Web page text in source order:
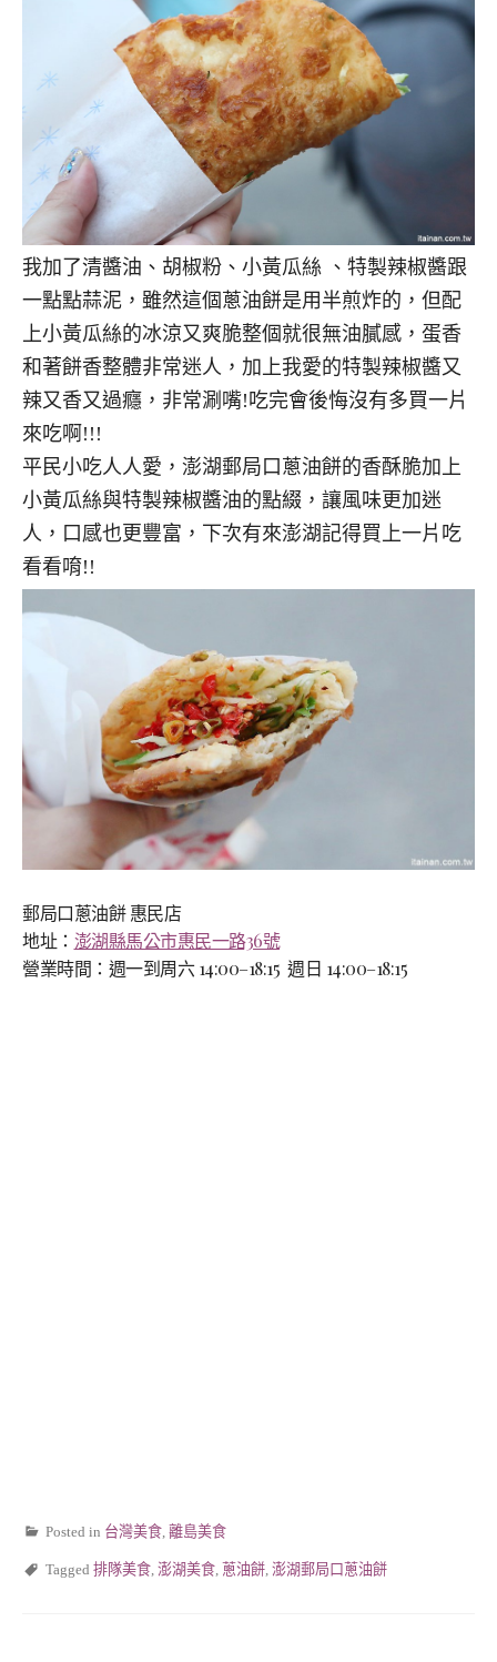
我加了清醬油、胡椒粉、小黃瓜絲 、特製辣椒醬跟
一點點蒜泥，雖然這個蔥油餅是用半煎炸的，但配
上小黃瓜絲的冰涼又爽脆整個就很無油膩感，蛋香
和著餅香整體非常迷人，加上我愛的特製辣椒醬又
辣又香又過癮，非常涮嘴!吃完會後悔沒有多買一片
來吃啊!!!
平民小吃人人愛，澎湖郵局口蔥油餅的香酥脆加上
小黃瓜絲與特製辣椒醬油的點綴，讓風味更加迷
人，口感也更豐富，下次有來澎湖記得買上一片吃
看看唷!!
郵局口蔥油餅 惠民店
地址： 澎湖縣馬公市惠民一路36號
營業時間：週一到周六 14:00–18:15 週日 14:00–18:15
Posted in 台灣美食, 離島美食
Tagged 排隊美食, 澎湖美食, 蔥油餅, 澎湖郵局口蔥油餅